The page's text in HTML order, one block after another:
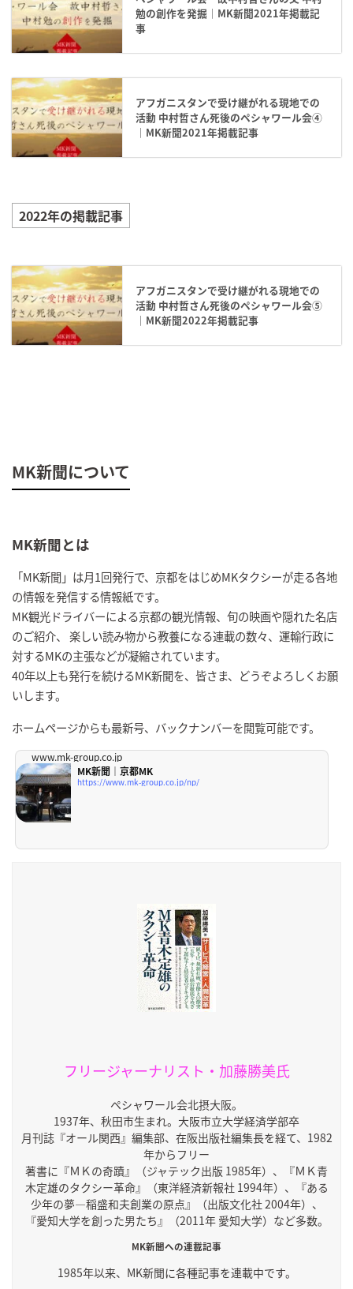
勉の創作を発掘｜MK新聞2021年掲載記
事
アフガニスタンで受け継がれる現地での
活動 中村哲さん死後のペシャワール会④
｜MK新聞2021年掲載記事
2022年の掲載記事
アフガニスタンで受け継がれる現地での
活動 中村哲さん死後のペシャワール会⑤
｜MK新聞2022年掲載記事
MK新聞について
MK新聞とは
「MK新聞」は月1回発行で、京都をはじめMKタクシーが走る各地
の情報を発信する情報紙です。
MK観光ドライバーによる京都の観光情報、旬の映画や隠れた名店
のご紹介、 楽しい読み物から教養になる連載の数々、運輸行政に
対するMKの主張などが凝縮されています。
40年以上も発行を続けるMK新聞を、皆さま、どうぞよろしくお願
いします。
ホームページからも最新号、バックナンバーを閲覧可能です。
www.mk-group.co.jp
MK新聞｜京都MK
https://www.mk-group.co.jp/np/
フリージャーナリスト・加藤勝美氏
ペシャワール会北摂大阪。
1937年、秋田市生まれ。大阪市立大学経済学部卒
月刊誌『オール関西』編集部、在阪出版社編集長を経て、1982
年からフリー
著書に『ＭＫの奇蹟』（ジャテック出版 1985年）、『ＭＫ青
木定雄のタクシー革命』（東洋経済新報社 1994年）、『ある
少年の夢―稲盛和夫創業の原点』（出版文化社 2004年）、
『愛知大学を創った男たち』（2011年 愛知大学）など多数。
MK新聞への連載記事
1985年以来、MK新聞に各種記事を連載中です。